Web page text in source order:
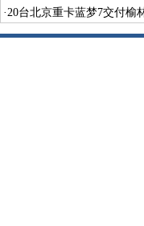
生意人
· 20台北京重卡蓝梦7交付榆